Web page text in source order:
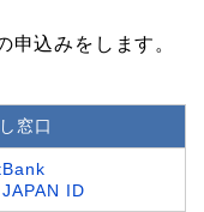
込みをします。
窓口
ID